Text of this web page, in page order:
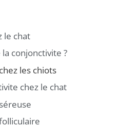
le chat
conjonctivite ?
les chiots
chez le chat